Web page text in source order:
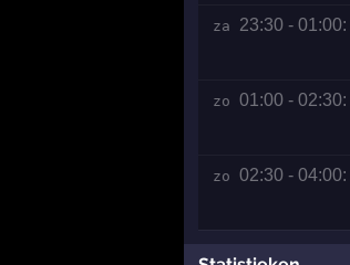
za 23:30 - 01:00:
zo 01:00 - 02:30:
zo 02:30 - 04:00: